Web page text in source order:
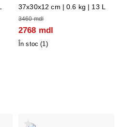
37x30x12 cm | 0.6 kg | 13 L
3460 mdl
2768 mdl
În stoc (1)